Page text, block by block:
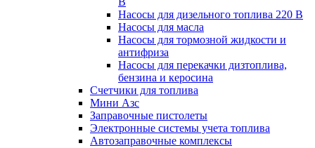
Насосы для дизельного топлива 220 В
Насосы для масла
Насосы для тормозной жидкости и
антифриза
Насосы для перекачки дизтоплива,
бензина и керосина
Счетчики для топлива
Мини Азс
Заправочные пистолеты
Электронные системы учета топлива
Автозаправочные комплексы